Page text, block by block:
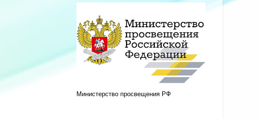
Министерство просвещения РФ